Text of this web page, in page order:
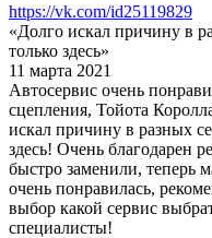
https://vk.com/id25119829
«Долго искал причину в
только здесь»
11 марта 2021
Автосервис очень
сцепления, Тойота
искал причину в разных
здесь! Очень благодарен
быстро заменили, теперь
очень понравилась,
выбор какой сервис
специалисты!